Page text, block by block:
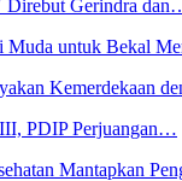
Direbut Gerindra
Muda untuk Bekal
Kemerdekaan
PDIP Perjuangan…
Mantapkan